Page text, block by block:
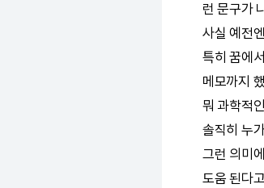
런 문구가
사실 예전
특히 꿈에
메모까지
뭐 과학적
솔직히 누
그런 의미
도움 된다